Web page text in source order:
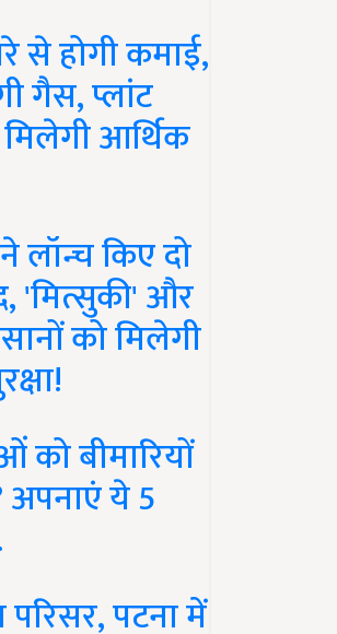
से होगी कमाई,
गैस, प्लांट
आर्थिक
किए दो
'मित्सुकी' और
को मिलेगी
बीमारियों
ये 5
पटना में